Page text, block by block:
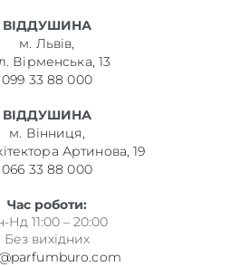
ВІДДУШИНА
м. Львів,
Вірменська, 13
099 33 88 000
ВІДДУШИНА
м. Вінниця,
Артинова, 19
066 33 88 000
Час роботи:
Нд 11:00 – 20:00
Без вихідних